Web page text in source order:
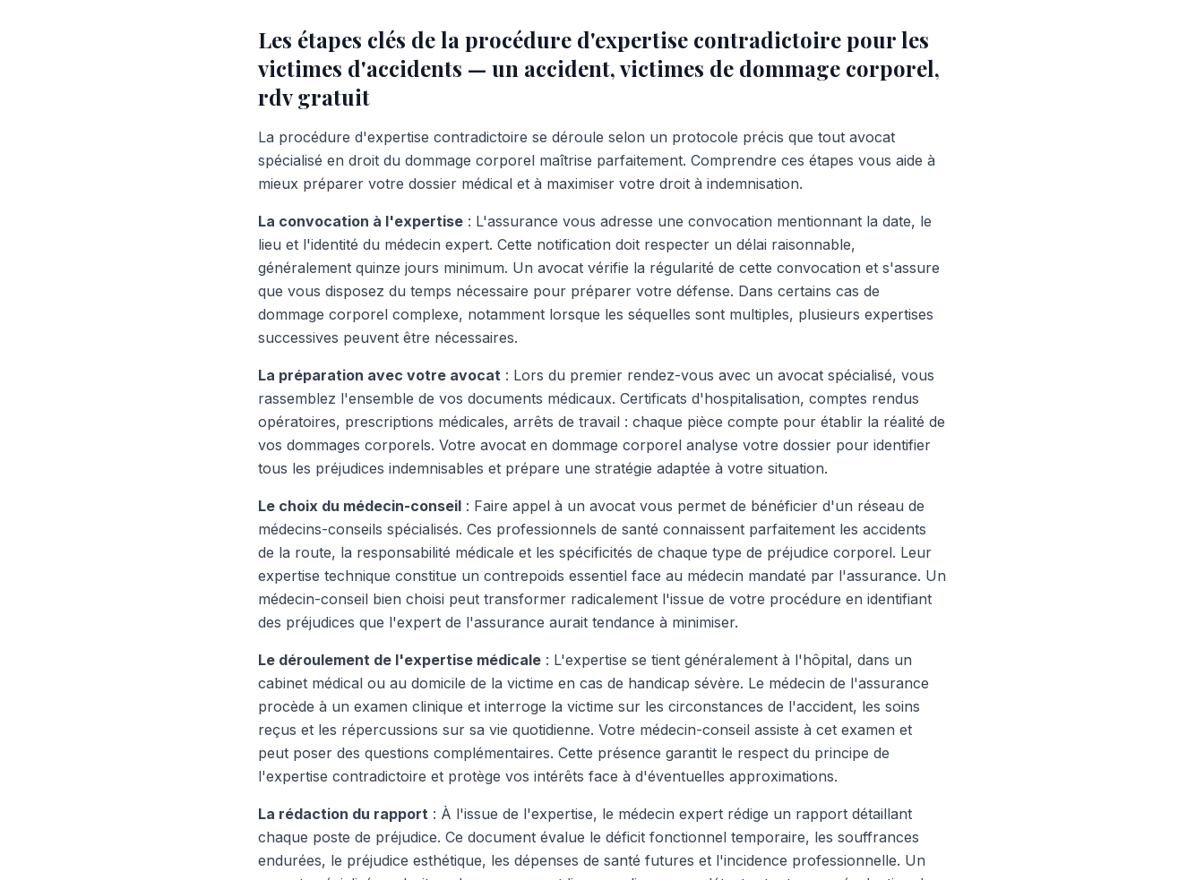
Les étapes clés de la procédure d'expertise contradictoire pour les
victimes d'accidents — un accident, victimes de dommage corporel,
rdv gratuit
La procédure d'expertise contradictoire se déroule selon un protocole précis que tout avocat
spécialisé en droit du dommage corporel maîtrise parfaitement. Comprendre ces étapes vous aide à
mieux préparer votre dossier médical et à maximiser votre droit à indemnisation.
La convocation à l'expertise : L'assurance vous adresse une convocation mentionnant la date, le
lieu et l'identité du médecin expert. Cette notification doit respecter un délai raisonnable,
généralement quinze jours minimum. Un avocat vérifie la régularité de cette convocation et s'assure
que vous disposez du temps nécessaire pour préparer votre défense. Dans certains cas de
dommage corporel complexe, notamment lorsque les séquelles sont multiples, plusieurs expertises
successives peuvent être nécessaires.
La préparation avec votre avocat : Lors du premier rendez-vous avec un avocat spécialisé, vous
rassemblez l'ensemble de vos documents médicaux. Certificats d'hospitalisation, comptes rendus
opératoires, prescriptions médicales, arrêts de travail : chaque pièce compte pour établir la réalité de
vos dommages corporels. Votre avocat en dommage corporel analyse votre dossier pour identifier
tous les préjudices indemnisables et prépare une stratégie adaptée à votre situation.
Le choix du médecin-conseil : Faire appel à un avocat vous permet de bénéficier d'un réseau de
médecins-conseils spécialisés. Ces professionnels de santé connaissent parfaitement les accidents
de la route, la responsabilité médicale et les spécificités de chaque type de préjudice corporel. Leur
expertise technique constitue un contrepoids essentiel face au médecin mandaté par l'assurance. Un
médecin-conseil bien choisi peut transformer radicalement l'issue de votre procédure en identifiant
des préjudices que l'expert de l'assurance aurait tendance à minimiser.
Le déroulement de l'expertise médicale : L'expertise se tient généralement à l'hôpital, dans un
cabinet médical ou au domicile de la victime en cas de handicap sévère. Le médecin de l'assurance
procède à un examen clinique et interroge la victime sur les circonstances de l'accident, les soins
reçus et les répercussions sur sa vie quotidienne. Votre médecin-conseil assiste à cet examen et
peut poser des questions complémentaires. Cette présence garantit le respect du principe de
l'expertise contradictoire et protège vos intérêts face à d'éventuelles approximations.
La rédaction du rapport : À l'issue de l'expertise, le médecin expert rédige un rapport détaillant
chaque poste de préjudice. Ce document évalue le déficit fonctionnel temporaire, les souffrances
endurées, le préjudice esthétique, les dépenses de santé futures et l'incidence professionnelle. Un